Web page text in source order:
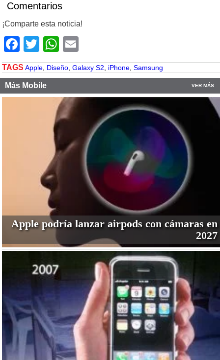
Comentarios
¡Comparte esta noticia!
Facebook
TwitterWhatsApp
TAGS Apple Diseño Galaxy S2 iPhone Samsung
Más Mobile VER MÁS
Apple podría lanzar airpods con cámaras en
2027